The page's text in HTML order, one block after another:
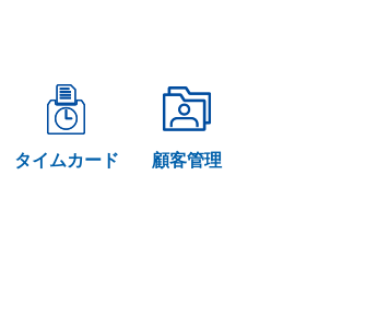
タイムカード 顧客管理